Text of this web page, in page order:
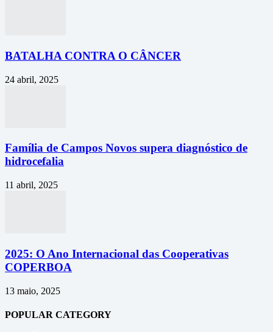
BATALHA CONTRA O CÂNCER
24 abril, 2025
Família de Campos Novos supera diagnóstico de
hidrocefalia
11 abril, 2025
2025: O Ano Internacional das Cooperativas
COPERBOA
13 maio, 2025
POPULAR CATEGORY